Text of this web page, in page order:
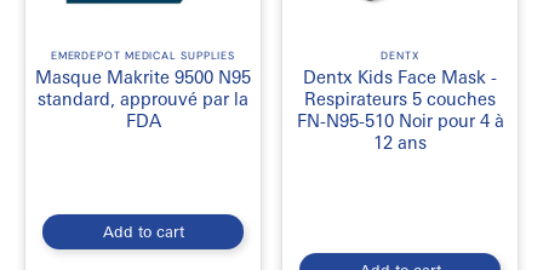
EMERDEPOT MEDICAL SUPPLIES
Masque Makrite 9500 N95
standard, approuvé par la
FDA
Add to cart
DENTX
Dentx Kids Face Mask -
Respirateurs 5 couches
FN-N95-510 Noir pour 4 à
12 ans